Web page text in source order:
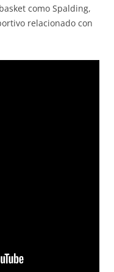
como Spalding,
relacionado con